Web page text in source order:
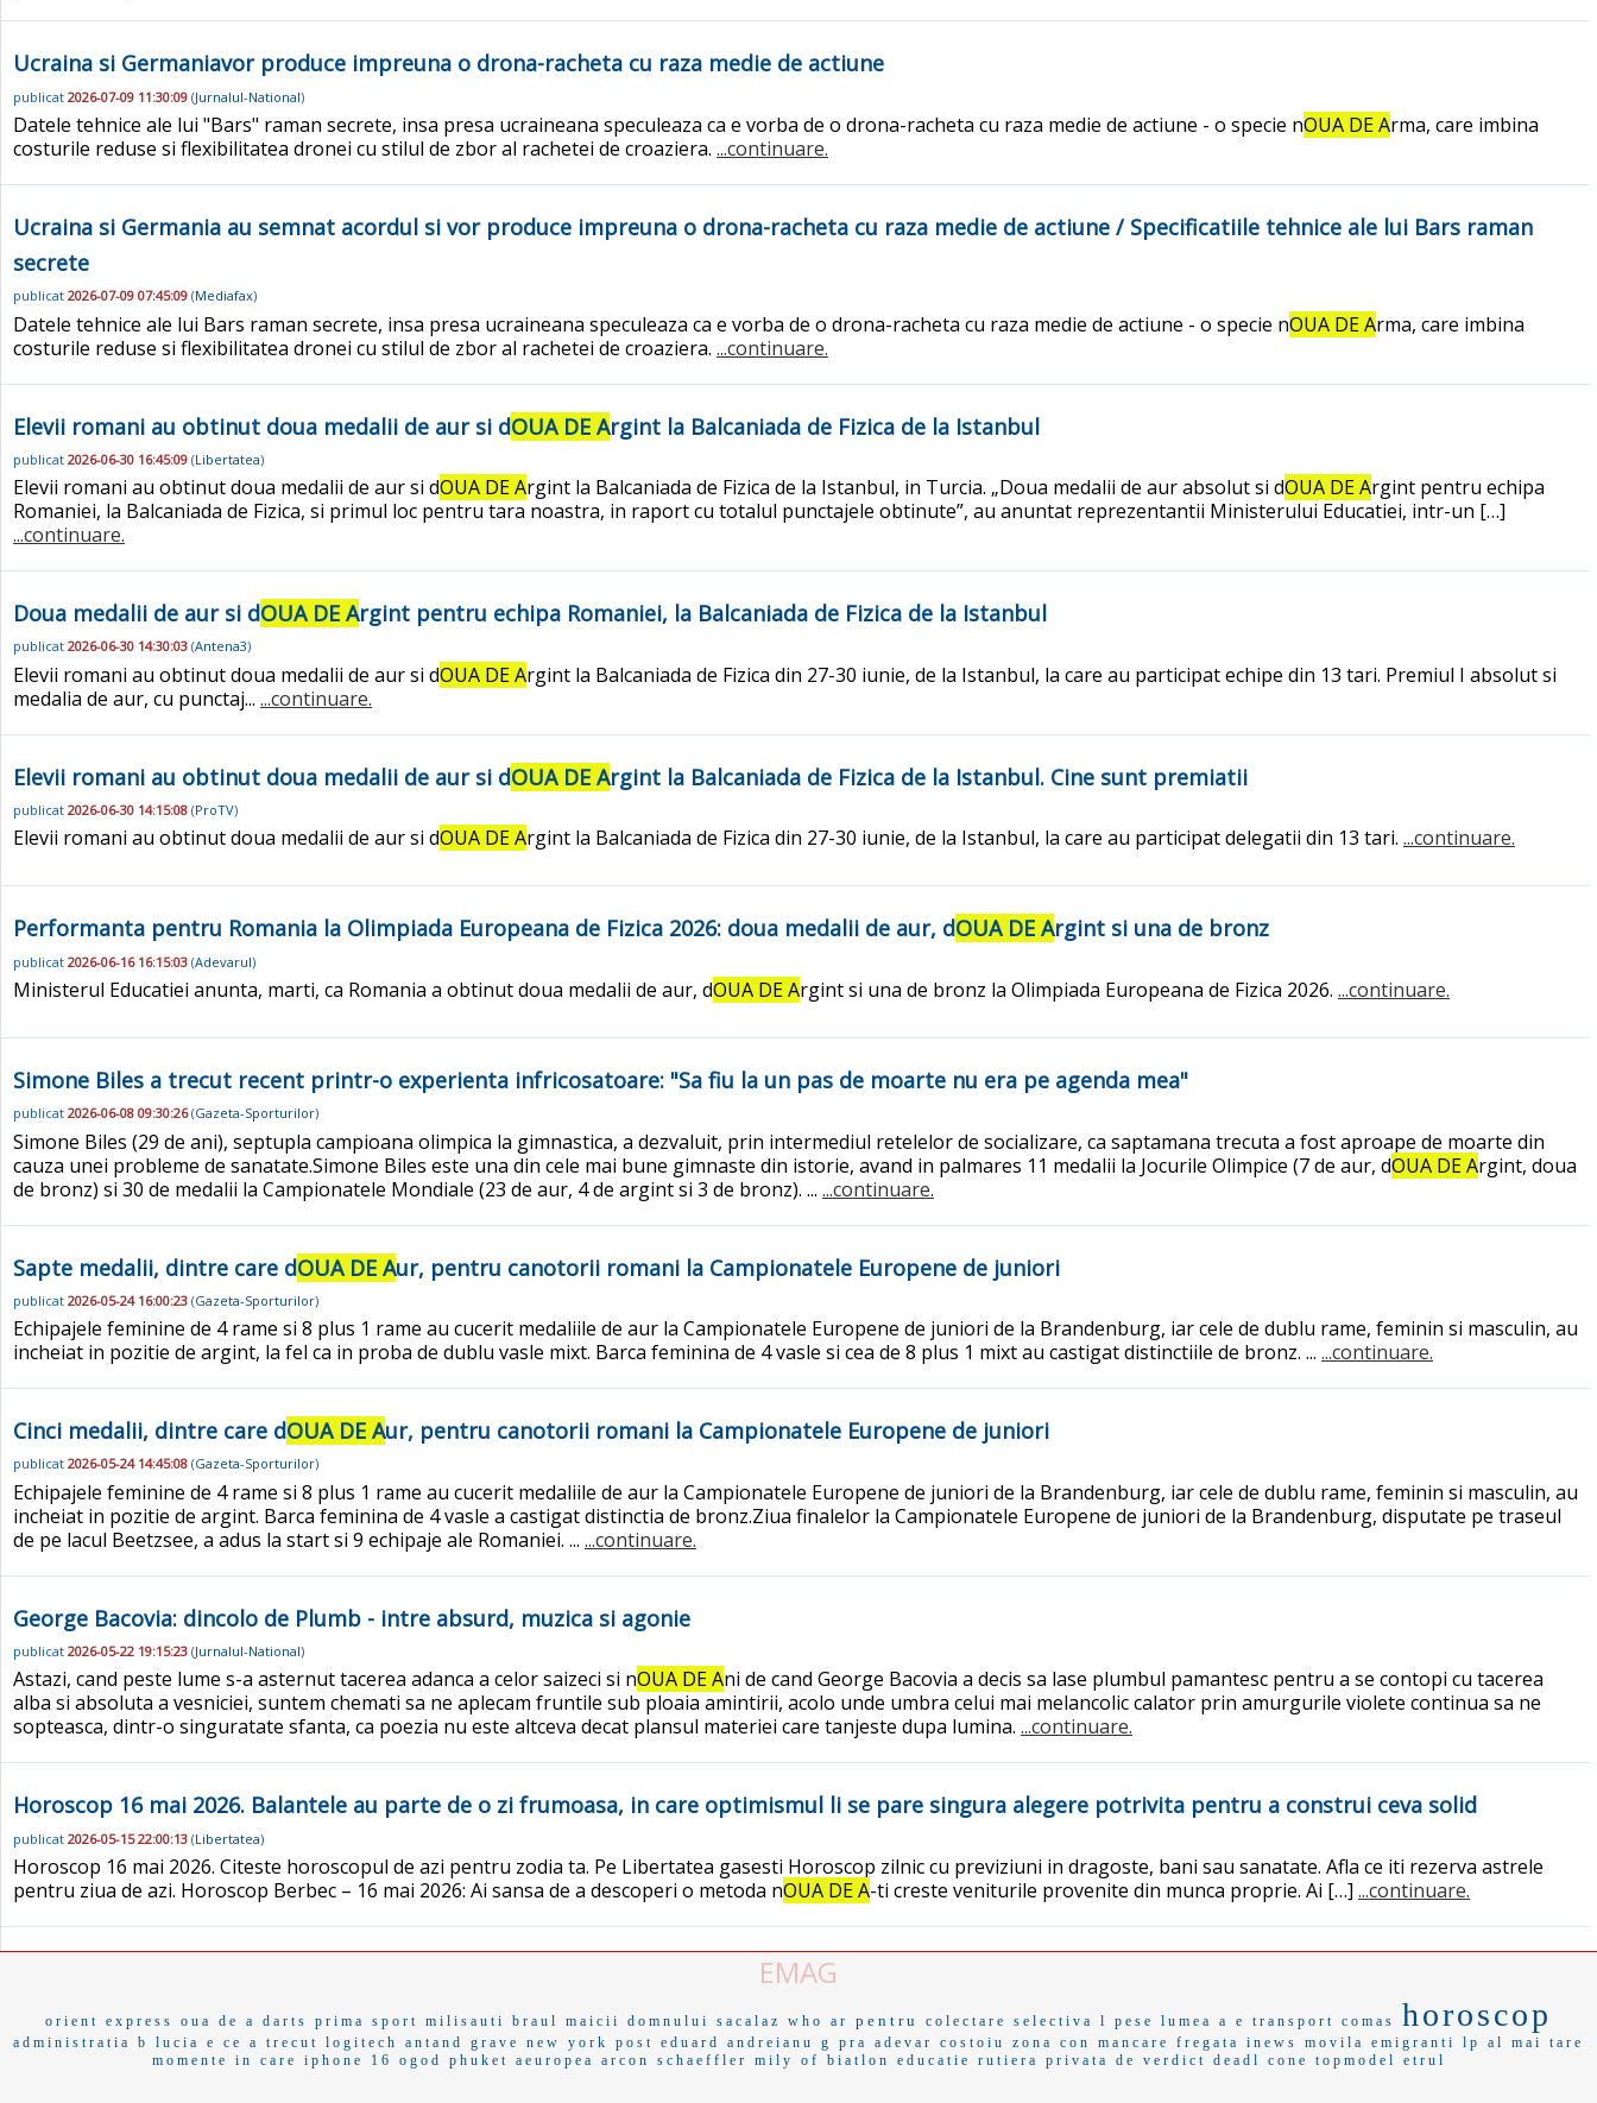
Ucraina si Germaniavor produce impreuna o drona-racheta cu raza medie de actiune
publicat 2026-07-09 11:30:09 (Jurnalul-National)
Datele tehnice ale lui "Bars" raman secrete, insa presa ucraineana speculeaza ca e vorba de o drona-racheta cu raza medie de actiune - o specie nOUA DE Arma, care imbina
costurile reduse si flexibilitatea dronei cu stilul de zbor al rachetei de croaziera. ...continuare.
Ucraina si Germania au semnat acordul si vor produce impreuna o drona-racheta cu raza medie de actiune / Specificatiile tehnice ale lui Bars raman
secrete
publicat 2026-07-09 07:45:09 (Mediafax)
Datele tehnice ale lui Bars raman secrete, insa presa ucraineana speculeaza ca e vorba de o drona-racheta cu raza medie de actiune - o specie nOUA DE Arma, care imbina
costurile reduse si flexibilitatea dronei cu stilul de zbor al rachetei de croaziera. ...continuare.
Elevii romani au obtinut doua medalii de aur si dOUA DE Argint la Balcaniada de Fizica de la Istanbul
publicat 2026-06-30 16:45:09 (Libertatea)
Elevii romani au obtinut doua medalii de aur si dOUA DE Argint la Balcaniada de Fizica de la Istanbul, in Turcia. „Doua medalii de aur absolut si dOUA DE Argint pentru echipa
Romaniei, la Balcaniada de Fizica, si primul loc pentru tara noastra, in raport cu totalul punctajele obtinute”, au anuntat reprezentantii Ministerului Educatiei, intr-un […]
...continuare.
Doua medalii de aur si dOUA DE Argint pentru echipa Romaniei, la Balcaniada de Fizica de la Istanbul
publicat 2026-06-30 14:30:03 (Antena3)
Elevii romani au obtinut doua medalii de aur si dOUA DE Argint la Balcaniada de Fizica din 27-30 iunie, de la Istanbul, la care au participat echipe din 13 tari. Premiul I absolut si
medalia de aur, cu punctaj... ...continuare.
Elevii romani au obtinut doua medalii de aur si dOUA DE Argint la Balcaniada de Fizica de la Istanbul. Cine sunt premiatii
publicat 2026-06-30 14:15:08 (ProTV)
Elevii romani au obtinut doua medalii de aur si dOUA DE Argint la Balcaniada de Fizica din 27-30 iunie, de la Istanbul, la care au participat delegatii din 13 tari. ...continuare.
Performanta pentru Romania la Olimpiada Europeana de Fizica 2026: doua medalii de aur, dOUA DE Argint si una de bronz
publicat 2026-06-16 16:15:03 (Adevarul)
Ministerul Educatiei anunta, marti, ca Romania a obtinut doua medalii de aur, dOUA DE Argint si una de bronz la Olimpiada Europeana de Fizica 2026. ...continuare.
Simone Biles a trecut recent printr-o experienta infricosatoare: "Sa fiu la un pas de moarte nu era pe agenda mea"
publicat 2026-06-08 09:30:26(Gazeta-Sporturilor)
Simone Biles (29 de ani), septupla campioana olimpica la gimnastica, a dezvaluit, prin intermediul retelelor de socializare, ca saptamana trecuta a fost aproape de moarte din
cauza unei probleme de sanatate.Simone Biles este una din cele mai bune gimnaste din istorie, avand in palmares 11 medalii la Jocurile Olimpice (7 de aur, dOUA DE Argint, doua
de bronz) si 30 de medalii la Campionatele Mondiale (23 de aur, 4 de argint si 3 de bronz). ... ...continuare.
Sapte medalii, dintre care dOUA DE Aur, pentru canotorii romani la Campionatele Europene de juniori
publicat 2026-05-24 16:00:23 (Gazeta-Sporturilor)
Echipajele feminine de 4 rame si 8 plus 1 rame au cucerit medaliile de aur la Campionatele Europene de juniori de la Brandenburg, iar cele de dublu rame, feminin si masculin, au
incheiat in pozitie de argint, la fel ca in proba de dublu vasle mixt. Barca feminina de 4 vasle si cea de 8 plus 1 mixt au castigat distinctiile de bronz. ... ...continuare.
Cinci medalii, dintre care dOUA DE Aur, pentru canotorii romani la Campionatele Europene de juniori
publicat 2026-05-24 14:45:08 (Gazeta-Sporturilor)
Echipajele feminine de 4 rame si 8 plus 1 rame au cucerit medaliile de aur la Campionatele Europene de juniori de la Brandenburg, iar cele de dublu rame, feminin si masculin, au
incheiat in pozitie de argint. Barca feminina de 4 vasle a castigat distinctia de bronz.Ziua finalelor la Campionatele Europene de juniori de la Brandenburg, disputate pe traseul
de pe lacul Beetzsee, a adus la start si 9 echipaje ale Romaniei. ... ...continuare.
George Bacovia: dincolo de Plumb - intre absurd, muzica si agonie
publicat 2026-05-22 19:15:23 (Jurnalul-National)
Astazi, cand peste lume s-a asternut tacerea adanca a celor saizeci si nOUA DE Ani de cand George Bacovia a decis sa lase plumbul pamantesc pentru a se contopi cu tacerea
alba si absoluta a vesniciei, suntem chemati sa ne aplecam fruntile sub ploaia amintirii, acolo unde umbra celui mai melancolic calator prin amurgurile violete continua sa ne
sopteasca, dintr-o singuratate sfanta, ca poezia nu este altceva decat plansul materiei care tanjeste dupa lumina. ...continuare.
Horoscop 16 mai 2026. Balantele au parte de o zi frumoasa, in care optimismul li se pare singura alegere potrivita pentru a construi ceva solid
publicat 2026-05-15 22:00:13 (Libertatea)
Horoscop 16 mai 2026. Citeste horoscopul de azi pentru zodia ta. Pe Libertatea gasesti Horoscop zilnic cu previziuni in dragoste, bani sau sanatate. Afla ce iti rezerva astrele
pentru ziua de azi. Horoscop Berbec – 16 mai 2026: Ai sansa de a descoperi o metoda nOUA DE A-ti creste veniturile provenite din munca proprie. Ai […] ...continuare.
EMAG
orient express oua de a darts prima sport milisauti braul maicii domnului sacalaz who ar pentru colectare selectiva l pese lumea a e transport comas horoscop
administratia b lucia e ce a trecut logitech antand grave new york post eduard andreianu g pra adevar costoiu zona con mancare fregata inews movila emigranti lp al
mai tare
momente in care
iphone 16 ogod phuket aeuropea arcon schaeffler mily of biatlon educatie rutiera privata de verdict deadl cone topmodel etrul